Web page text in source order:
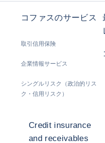
コファスのサービス
取引信用保険
企業情報サービス
シングルリスク（政治的リス
ク・信用リスク）
Credit insurance
and receivables